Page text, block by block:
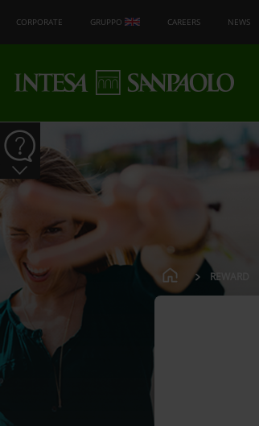
CORPORATE GRUPPO CAREERS NEWS
REWARD